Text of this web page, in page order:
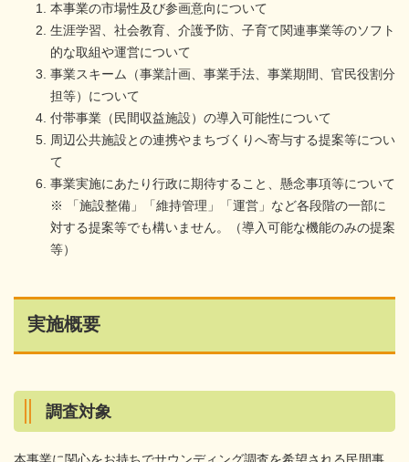
本事業の市場性及び参画意向について
生涯学習、社会教育、介護予防、子育て関連事業等のソフト
的な取組や運営について
事業スキーム（事業計画、事業手法、事業期間、官民役割分
担等）について
付帯事業（民間収益施設）の導入可能性について
周辺公共施設との連携やまちづくりへ寄与する提案等につい
て
事業実施にあたり⾏政に期待すること、懸念事項等について
※ 「施設整備」「維持管理」「運営」など各段階の一部に
対する提案等でも構いません。（導入可能な機能のみの提案
等）
実施概要
調査対象